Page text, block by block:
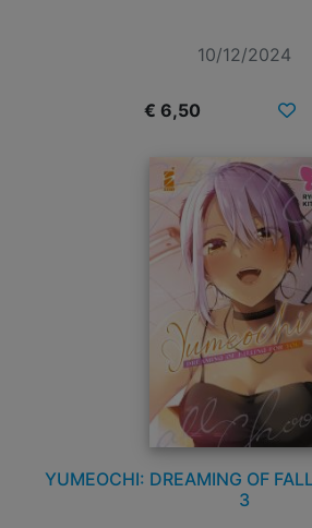
10/12/2024
€ 6,50
YUMEOCHI: DREAMING OF
3